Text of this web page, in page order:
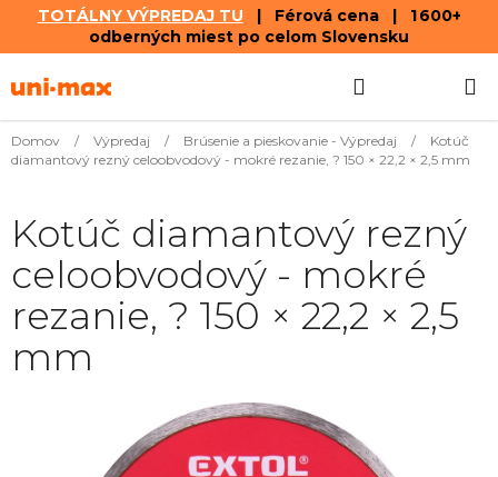
TOTÁLNY VÝPREDAJ TU | Férová cena | 1 600+
odberných miest po celom Slovensku
na
KOŠÍK
Domov / Výpredaj / Brúsenie a pieskovanie - Výpredaj /
Kotúč
diamantový rezný celoobvodový - mokré rezanie, ? 150 × 22,2 × 2,5 mm
Kotúč diamantový rezný
celoobvodový - mokré
rezanie, ? 150 × 22,2 × 2,5
mm